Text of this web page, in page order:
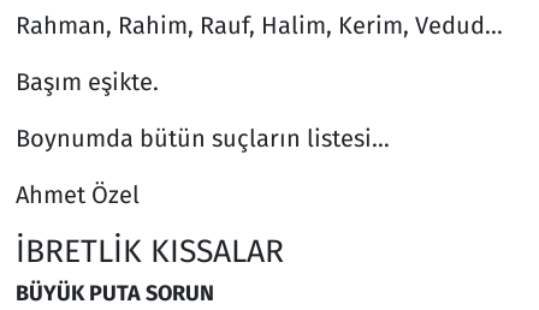
Rahman, Rahim, Rauf, Halim, Kerim, Vedud...
Başım eşikte.
Boynumda bütün suçların listesi…
Ahmet Özel
İBRETLİK KISSALAR
BÜYÜK PUTA SORUN